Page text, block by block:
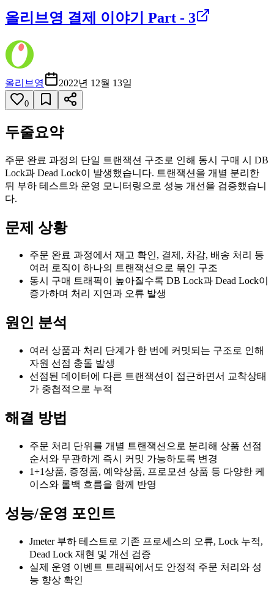
올리브영 결제 이야기 Part - 3
올리브영 2022년 12월 13일
0
두줄요약
주문 완료 과정의 단일 트랜잭션 구조로 인해 동시 구매 시 DB
Lock과 Dead Lock이 발생했습니다. 트랜잭션을 개별 분리한
뒤 부하 테스트와 운영 모니터링으로 성능 개선을 검증했습니
다.
문제 상황
주문 완료 과정에서 재고 확인, 결제, 차감, 배송 처리 등
여러 로직이 하나의 트랜잭션으로 묶인 구조
동시 구매 트래픽이 높아질수록 DB Lock과 Dead Lock이
증가하며 처리 지연과 오류 발생
원인 분석
여러 상품과 처리 단계가 한 번에 커밋되는 구조로 인해
자원 선점 충돌 발생
선점된 데이터에 다른 트랜잭션이 접근하면서 교착상태
가 중첩적으로 누적
해결 방법
주문 처리 단위를 개별 트랜잭션으로 분리해 상품 선점
순서와 무관하게 즉시 커밋 가능하도록 변경
1+1상품, 증정품, 예약상품, 프로모션 상품 등 다양한 케
이스와 롤백 흐름을 함께 반영
성능/운영 포인트
Jmeter 부하 테스트로 기존 프로세스의 오류, Lock 누적,
Dead Lock 재현 및 개선 검증
실제 운영 이벤트 트래픽에서도 안정적 주문 처리와 성
능 향상 확인